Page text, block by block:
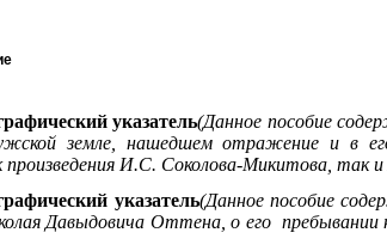
указатель(Данное пособие
земле, нашедшем отражение и в
произведения И.С. Соколова-Микитова, так
указатель(Данное пособие
Давыдовича Оттена, о его пребывании